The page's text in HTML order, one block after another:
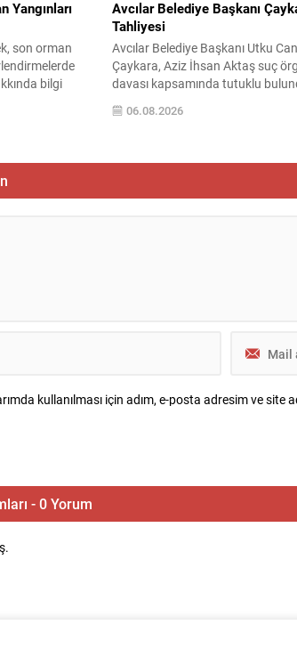
Yangınları
son orman
bilgi
yangınlarla
ve gerekli
zarar gören
Konuyla
Avcılar Belediye Başkanı
Tahliyesi
Avcılar Belediye Başkanı Utku
Çaykara, Aziz İhsan Aktaş suç
davası kapsamında tutuklu
süreçten sonra tahliye edildi.
Çaykara’nın avukatı Tuğçe Duygu
06.08.2026
kullanılması için adım, e-posta adresim ve site
- 0 Yorum